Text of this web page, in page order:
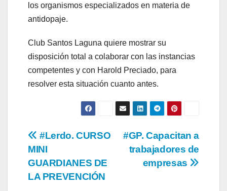
los organismos especializados en materia de
antidopaje.
Club Santos Laguna quiere mostrar su
disposición total a colaborar con las instancias
competentes y con Harold Preciado, para
resolver esta situación cuanto antes.
Navegación
de
entradas
#GP. Capacitan a
trabajadores de
empresas
#Lerdo. CURSO
MINI
GUARDIANES DE
LA PREVENCIÓN